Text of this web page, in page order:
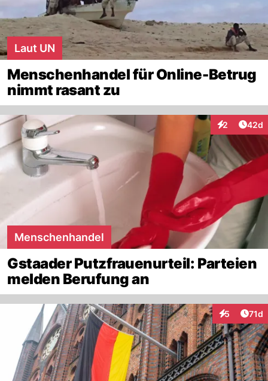
Laut UN
Menschenhandel für Online-Betrug
nimmt rasant zu
2
Interaktionen
42d
Menschenhandel
Gstaader Putzfrauenurteil: Parteien
melden Berufung an
5 71d